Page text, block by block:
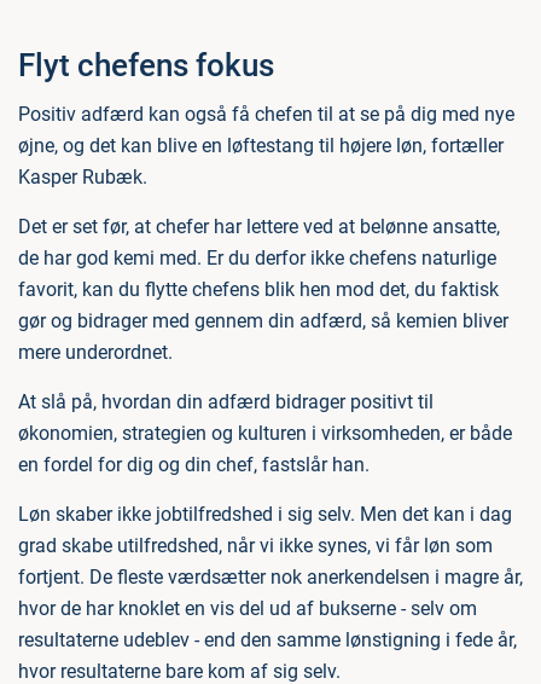
Flyt chefens fokus
Positiv adfærd kan også få chefen til at se på dig med nye
øjne, og det kan blive en løftestang til højere løn, fortæller
Kasper Rubæk.
Det er set før, at chefer har lettere ved at belønne ansatte,
de har god kemi med. Er du derfor ikke chefens naturlige
favorit, kan du flytte chefens blik hen mod det, du faktisk
gør og bidrager med gennem din adfærd, så kemien bliver
mere underordnet.
At slå på, hvordan din adfærd bidrager positivt til
økonomien, strategien og kulturen i virksomheden, er både
en fordel for dig og din chef, fastslår han.
Løn skaber ikke jobtilfredshed i sig selv. Men det kan i dag
grad skabe utilfredshed, når vi ikke synes, vi får løn som
fortjent. De fleste værdsætter nok anerkendelsen i magre år,
hvor de har knoklet en vis del ud af bukserne - selv om
resultaterne udeblev - end den samme lønstigning i fede år,
hvor resultaterne bare kom af sig selv.